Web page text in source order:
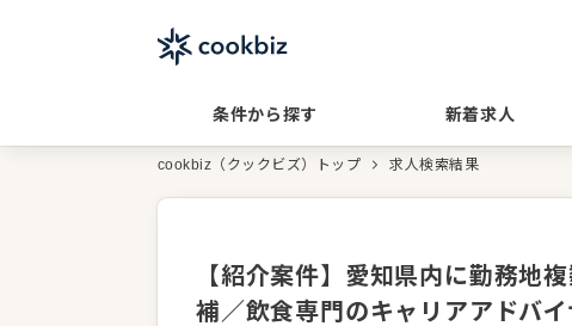
条件から探す 新着求人
cookbiz（クックビズ）トップ 求人検索結果
【紹介案件】愛知県内に勤務地
補／飲食専門のキャリアアドバ